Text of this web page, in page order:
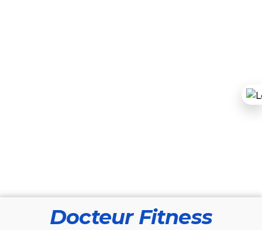
Docteur Fitness